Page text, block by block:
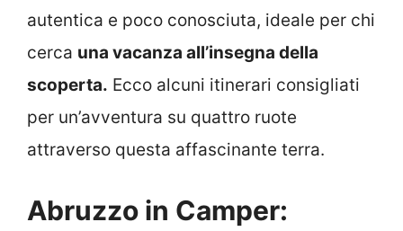
autentica e poco conosciuta, ideale per chi
cerca una vacanza all’insegna della
scoperta. Ecco alcuni itinerari consigliati
per un’avventura su quattro ruote
attraverso questa affascinante terra.
Abruzzo in Camper: